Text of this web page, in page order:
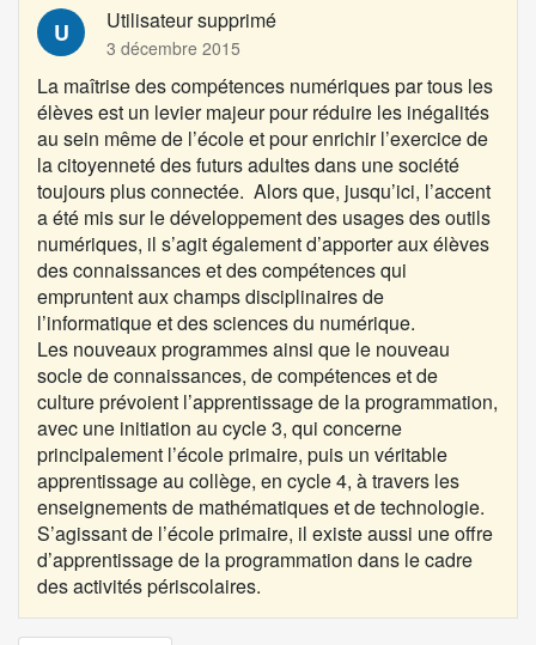
U
Utilisateur supprimé
3 décembre 2015
La maîtrise des compétences numériques par tous les
élèves est un levier majeur pour réduire les inégalités
au sein même de l’école et pour enrichir l’exercice de
la citoyenneté des futurs adultes dans une société
toujours plus connectée. Alors que, jusqu’ici, l’accent
a été mis sur le développement des usages des outils
numériques, il s’agit également d’apporter aux élèves
des connaissances et des compétences qui
empruntent aux champs disciplinaires de
l’informatique et des sciences du numérique.
Les nouveaux programmes ainsi que le nouveau
socle de connaissances, de compétences et de
culture prévoient l’apprentissage de la programmation,
avec une initiation au cycle 3, qui concerne
principalement l’école primaire, puis un véritable
apprentissage au collège, en cycle 4, à travers les
enseignements de mathématiques et de technologie.
S’agissant de l’école primaire, il existe aussi une offre
d’apprentissage de la programmation dans le cadre
des activités périscolaires.